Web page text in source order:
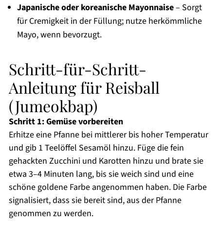
Japanische oder koreanische Mayonnaise– Sorgt
für Cremigkeit in der Füllung; nutze herkömmliche
Mayo, wenn bevorzugt.
Schritt-für-Schritt-
Anleitung für Reisball
(Jumeokbap)
Schritt 1: Gemüse vorbereiten
Erhitze eine Pfanne bei mittlerer bis hoher Temperatur
und gib 1 Teelöffel Sesamöl hinzu. Füge die fein
gehackten Zucchini und Karotten hinzu und brate sie
etwa 3–4 Minuten lang, bis sie weich sind und eine
schöne goldene Farbe angenommen haben. Die Farbe
signalisiert, dass sie bereit sind, aus der Pfanne
genommen zu werden.